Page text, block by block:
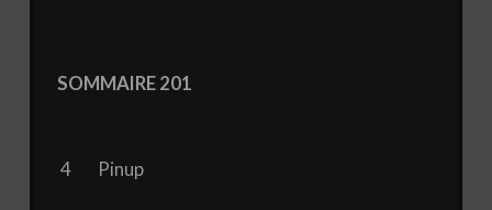
SOMMAIRE 201
4 Pinup